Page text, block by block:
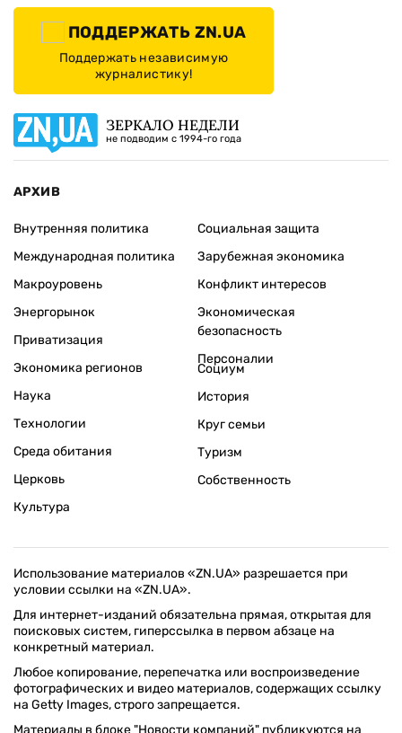
ПОДДЕРЖАТЬ ZN.UA
Поддержать независимую
журналистику!
ЗЕРКАЛО НЕДЕЛИ
не подводим с 1994-го года
АРХИВ
Внутренняя политика
Международная политика
Макроуровень
Энергорынок
Приватизация
Экономика регионов
Социальная защита
Зарубежная экономика
Конфликт интересов
Экономическая
безопасность
Персоналии
Наука
Технологии
Среда обитания
Церковь
Культура
Социум
История
Круг семьи
Туризм
Собственность
Использование материалов «ZN.UA» разрешается при
условии ссылки на «ZN.UA».
Для интернет-изданий обязательна прямая, открытая для
поисковых систем, гиперссылка в первом абзаце на
конкретный материал.
Любое копирование, перепечатка или воспроизведение
фотографических и видео материалов, содержащих ссылку
на Getty Images, строго запрещается.